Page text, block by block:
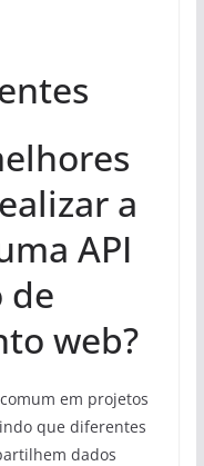
a
API
de
web?
em projetos
que diferentes
dados